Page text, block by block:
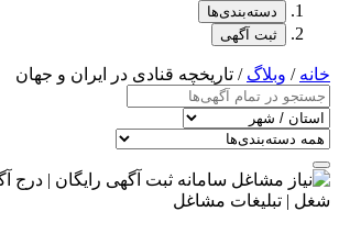
دسته‌بندی‌ها
ثبت آگهی
خانه / وبلاگ / تاریخچه قنادی در ایران و جهان